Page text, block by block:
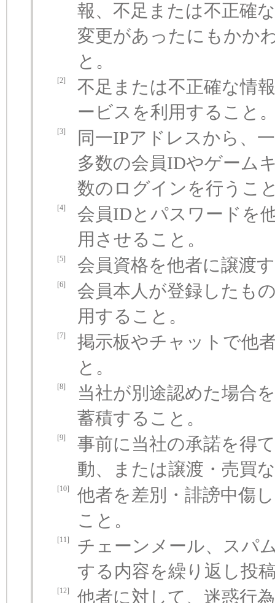
報、不足または不正確
変更があったにもかか
と。
[2]
不足または不正確な情
ービスを利用すること
[3]
同一IPアドレスから、
多数の会員IDやゲーム
数のログインを行うこ
[4]
会員IDとパスワードを
用させること。
[5] 会員資格を他者に譲渡
[6]
会員本人が登録したも
用すること。
[7]
掲示板やチャットで他
と。
[8]
当社が別途認めた場合
蓄積すること。
[9]
事前に当社の承諾を得
動、または譲渡・売買
[10]
他者を差別・誹謗中傷
こと。
[11]
チェーンメール、スパ
する内容を繰り返し投
[12] 他者に対して、迷惑行